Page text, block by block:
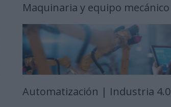
Maquinaria y equipo mecánico
Automatización | Industria 4.0